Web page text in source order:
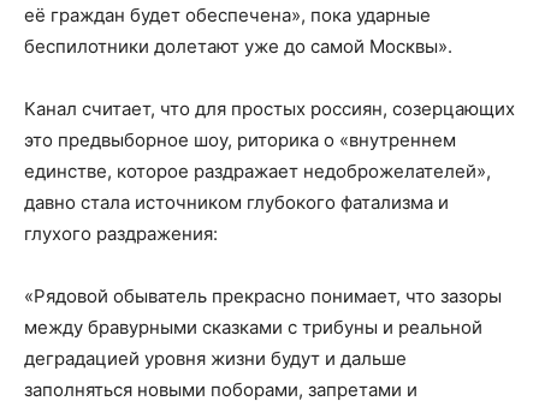
её граждан будет обеспечена», пока ударные
беспилотники долетают уже до самой Москвы».
Канал считает, что для простых россиян, созерцающих
это предвыборное шоу, риторика о «внутреннем
единстве, которое раздражает недоброжелателей»,
давно стала источником глубокого фатализма и
глухого раздражения:
«Рядовой обыватель прекрасно понимает, что зазоры
между бравурными сказками с трибуны и реальной
деградацией уровня жизни будут и дальше
заполняться новыми поборами, запретами и